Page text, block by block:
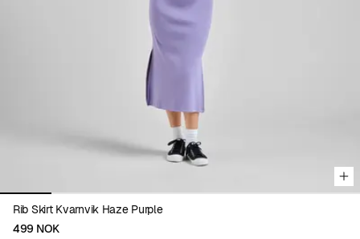
Rib Skirt Kvarnvik Haze Purple
499 NOK